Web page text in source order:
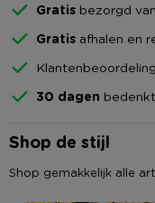
Gratis bezorgd
Gratis afhalen en
30 dagen
Shop de stijl
Shop gemakkelijk alle